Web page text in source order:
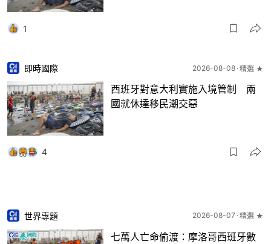
1
即時國際 2026-08-08 精選 ★
西班牙對意大利實施入境管制 兩
國就休達移民潮交惡
4
世界專題 2026-08-07 精選 ★
七萬人亡命偷渡：摩洛哥西班牙數